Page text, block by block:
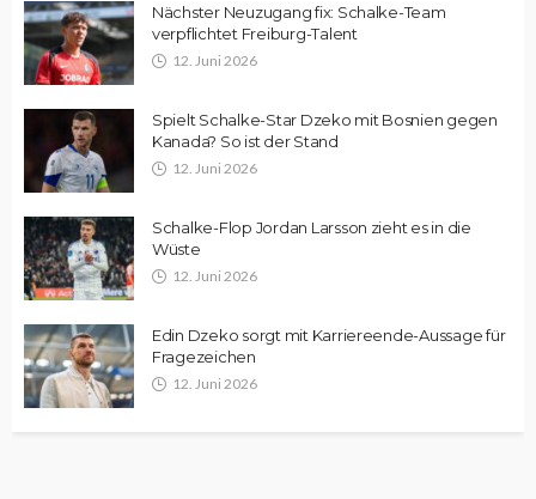
Nächster Neuzugang fix: Schalke-Team
verpflichtet Freiburg-Talent
12. Juni 2026
Spielt Schalke-Star Dzeko mit Bosnien gegen
Kanada? So ist der Stand
12. Juni 2026
Schalke-Flop Jordan Larsson zieht es in die
Wüste
12. Juni 2026
Edin Dzeko sorgt mit Karriereende-Aussage für
Fragezeichen
12. Juni 2026